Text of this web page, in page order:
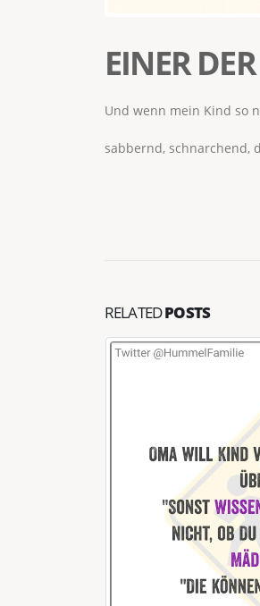
EINER
Und wenn mein Kind so
sabbernd, schnarchend,
RELATEDPOSTS